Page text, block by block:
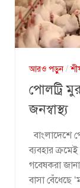
আরও পড়ুন/
পোলট্রি
জনস্বাস্থ্য
বাংলাদেশে
ব্যবহার
গবেষকরা
বাসা বেঁধেছে